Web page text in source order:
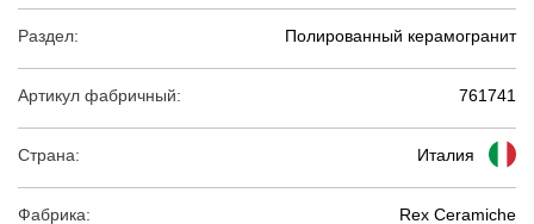
Раздел: Полированный керамогранит
Артикул фабричный: 761741
Страна: Италия
Фабрика: Rex Ceramiche